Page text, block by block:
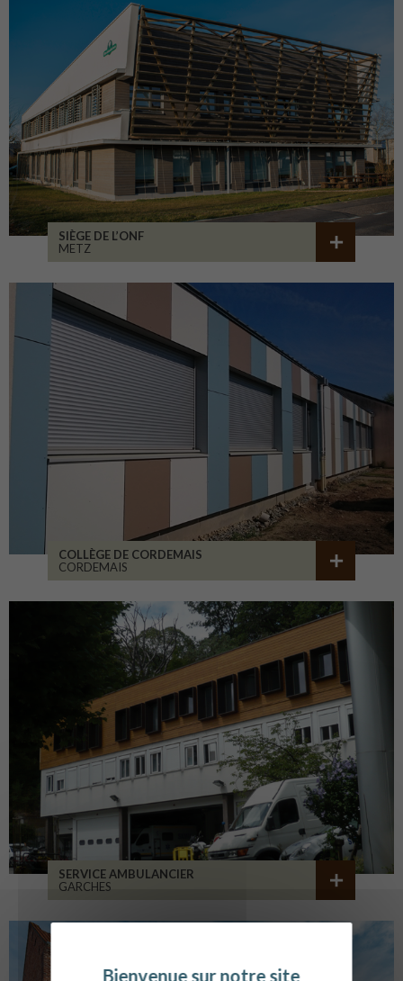
SIÈGE DE L’ONF
METZ
COLLÈGE DE CORDEMAIS
CORDEMAIS
SERVICE AMBULANCIER
GARCHES